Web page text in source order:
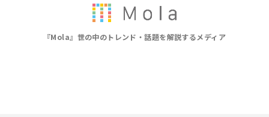
『Mola』世の中のトレンド・話題を解説するメディア